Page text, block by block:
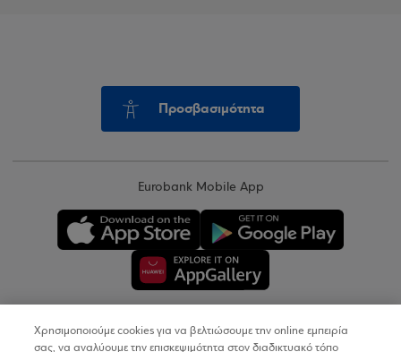
Προσβασιμότητα
Eurobank Mobile App
Copyright © 2026
Χρησιμοποιούμε cookies για να βελτιώσουμε την online εμπειρία
σας, να αναλύουμε την επισκεψιμότητα στον διαδικτυακό τόπο